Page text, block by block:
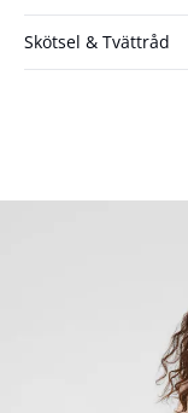
Skötsel & Tvättråd